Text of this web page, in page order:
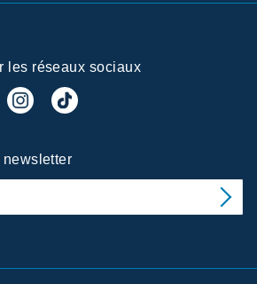
les réseaux sociaux
newsletter
de la confidentialité
certaines fonctionnalités dont celles